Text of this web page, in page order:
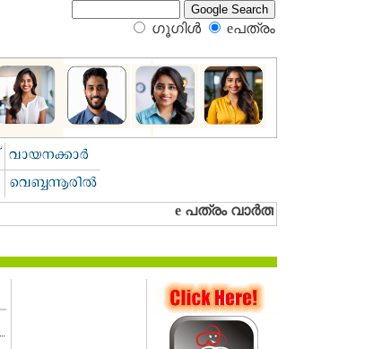
ഗൂഗിള്‍ eപത്രം‍